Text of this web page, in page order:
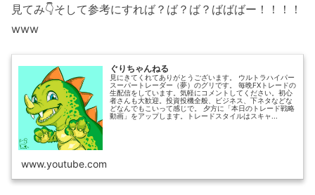
見てみ👇そして参考にすれば？ば？ば？ばばばー！！！！
www
ぐりちゃんねる
見にきてくれてありがとうございます。 ウルトラハイパー
スーパートレーダー（夢）のグリです。 毎晩FXトレードの
生配信をしています。気軽にコメントしてください。初心
者さんも大歓迎。投資投機全般、ビジネス、下ネタなどな
どなんでもこいって感じで。 夕方に「本日のトレード戦略
動画」をアップします。トレードスタイルはスキャ...
www.youtube.com